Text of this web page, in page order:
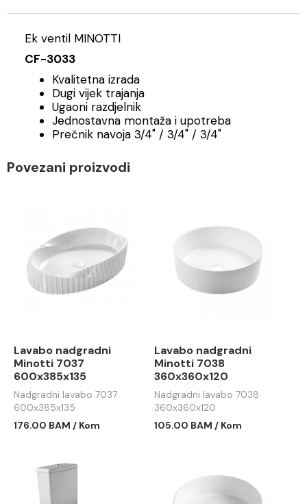
Ek ventil MINOTTI
CF-3033
Kvalitetna izrada
Dugi vijek trajanja
Ugaoni razdjelnik
Jednostavna montaža i upotreba
Prečnik navoja 3/4" / 3/4" / 3/4"
Povezani proizvodi
Lavabo nadgradni
Minotti 7037
600x385x135
Nadgradni lavabo 7037
600x385x135
176.00 BAM / Kom
Lavabo nadgradni
Minotti 7038
360x360x120
Nadgradni lavabo 7038
360x360x120
105.00 BAM / Kom